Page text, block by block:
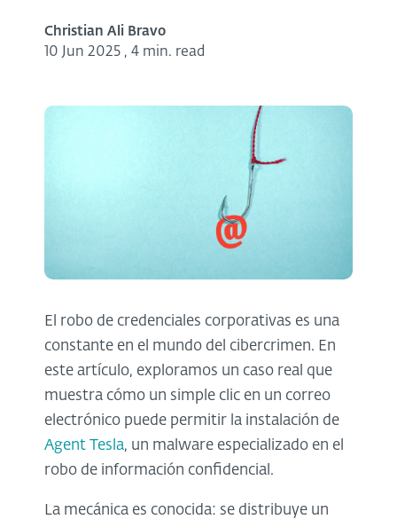
Christian Ali Bravo
10 Jun 2025 , 4 min. read
El robo de credenciales corporativas es una
constante en el mundo del cibercrimen. En
este artículo, exploramos un caso real que
muestra cómo un simple clic en un correo
electrónico puede permitir la instalación de
Agent Tesla, un malware especializado en el
robo de información confidencial.
La mecánica es conocida: se distribuye un